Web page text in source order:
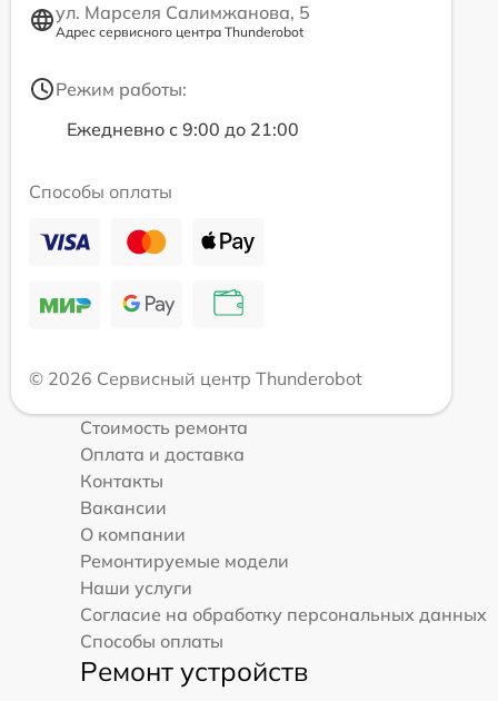
ул. Марселя Салимжанова, 5
Адрес сервисного центра Thunderobot
Режим работы:
Ежедневно с 9:00 до 21:00
Способы оплаты
© 2026 Сервисный центр Thunderobot
Стоимость ремонта
Оплата и доставка
Контакты
Вакансии
О компании
Ремонтируемые модели
Наши услуги
Согласие на обработку персональных данных
Способы оплаты
Ремонт устройств